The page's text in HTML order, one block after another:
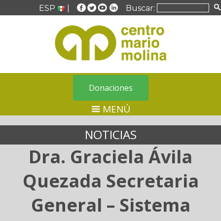
ESP Buscar:
Donaciones
MENÚ
NOTICIAS
Dra. Graciela Ávila
Quezada Secretaria
General – Sistema